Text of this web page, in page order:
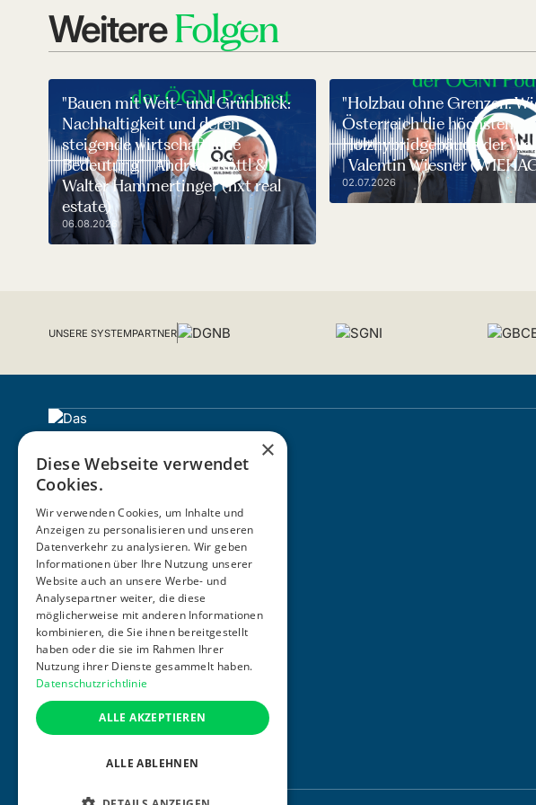
WeitereFolgen
"Bauen mit Weit- und Grünblick:
Nachhaltigkeit und deren
steigende wirtschaftliche
Bedeutung" | Andreas Köttl &
Walter Hammertinger (nxt real
estate)
06.08.2026
"Holzbau ohne Grenzen:
Österreich die höchsten
Holzhybridgebäude der
| Valentin Wiesner
02.07.2026
UNSERE SYSTEMPARTNER
ZERTIFIZIERUNG
×
Diese Webseite verwendet
Cookies.
Wir verwenden Cookies, um Inhalte und
Anzeigen zu personalisieren und unseren
Datenverkehr zu analysieren. Wir geben
Informationen über Ihre Nutzung unserer
Website auch an unsere Werbe- und
Analysepartner weiter, die diese
möglicherweise mit anderen Informationen
kombinieren, die Sie ihnen bereitgestellt
haben oder die sie im Rahmen Ihrer
Nutzung ihrer Dienste gesammelt haben.
Datenschutzrichtlinie
ALLE AKZEPTIEREN
ALLE ABLEHNEN